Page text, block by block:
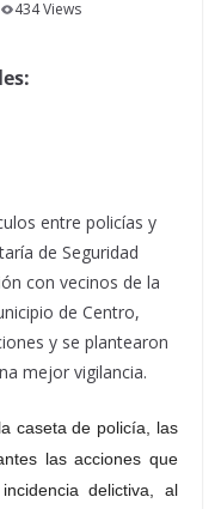
434 Views
entre policías y
de Seguridad
con vecinos de la
de Centro,
y se plantearon
mejor vigilancia.
caseta de policía, las
las acciones que
delictiva, al